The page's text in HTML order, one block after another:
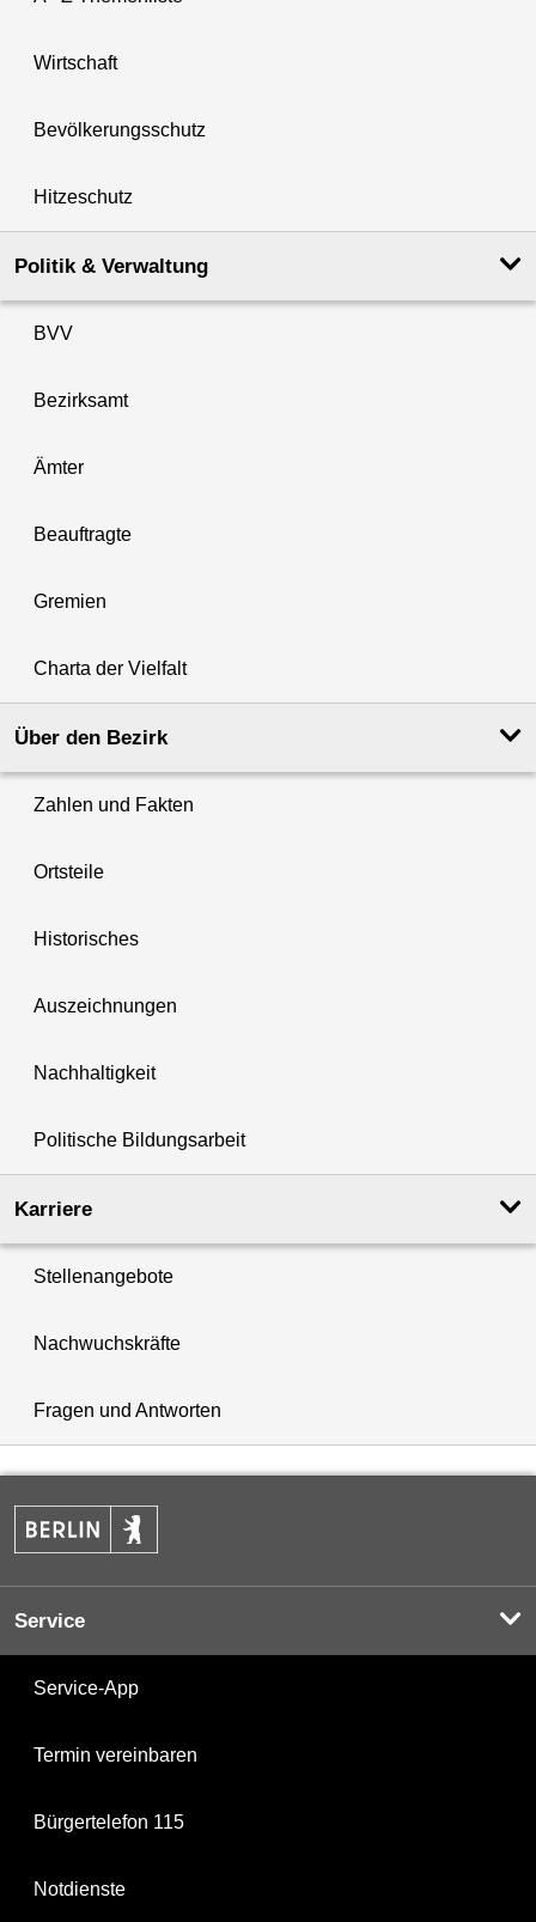
Wirtschaft
Bevölkerungsschutz
Hitzeschutz
Politik & Verwaltung
BVV
Bezirksamt
Ämter
Beauftragte
Gremien
Charta der Vielfalt
Über den Bezirk
Zahlen und Fakten
Ortsteile
Historisches
Auszeichnungen
Nachhaltigkeit
Politische Bildungsarbeit
Karriere
Stellenangebote
Nachwuchskräfte
Fragen und Antworten
Service
Service-App
Termin vereinbaren
Bürgertelefon 115
Notdienste